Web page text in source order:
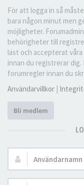
För att logga in så
bara någon minut men
möjligheter.
behörigheter till
läst och accepterat
innan du registrerar
forumregler innan du
Användarvillkor |
Bli medlem
Användarnamn: